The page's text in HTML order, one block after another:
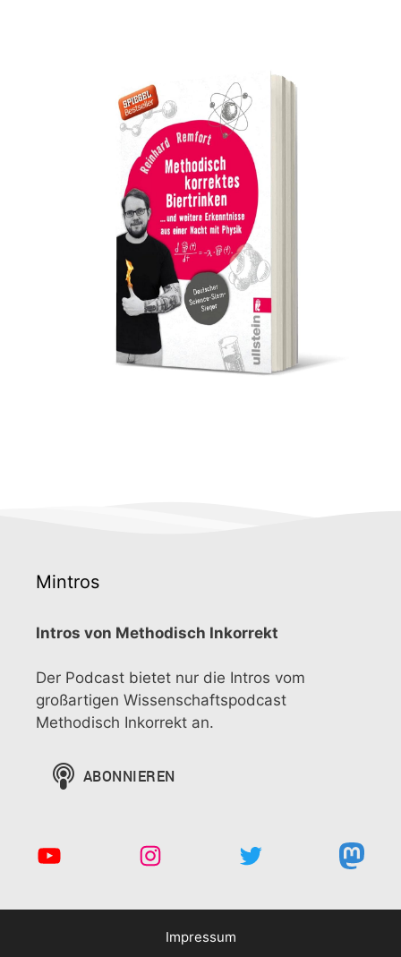
Mintros
Intros von Methodisch Inkorrekt
Der Podcast bietet nur die Intros vom
großartigen Wissenschaftspodcast
Methodisch Inkorrekt an.
YouTube Instagram Twitter
Impressum